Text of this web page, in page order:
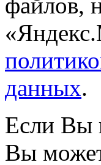
файлов,
данных.
Если Вы
Вы